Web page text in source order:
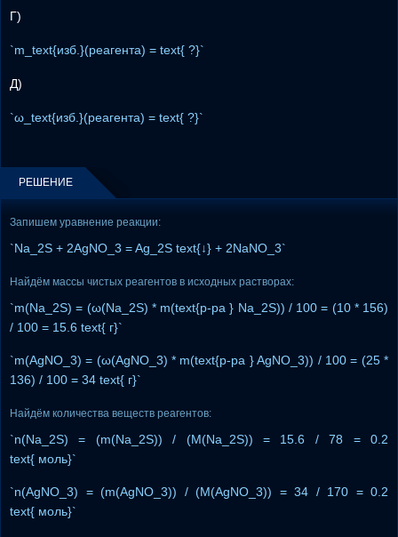
Г)
`m_text{изб.}(реагента) = text{ ?}`
Д)
`ω_text{изб.}(реагента) = text{ ?}`
РЕШЕНИЕ
Запишем уравнение реакции:
`Na_2S + 2AgNO_3 = Ag_2S text{↓} + 2NaNO_3`
Найдём массы чистых реагентов в исходных растворах:
`m(Na_2S) = (ω(Na_2S) * m(text{р-ра } Na_2S)) / 100 = (10 * 156)
/ 100 = 15.6 text{ г}`
`m(AgNO_3) = (ω(AgNO_3) * m(text{р-ра } AgNO_3)) / 100 = (25 *
136) / 100 = 34 text{ г}`
Найдём количества веществ реагентов:
`n(Na_2S) = (m(Na_2S)) / (M(Na_2S)) = 15.6 / 78 = 0.2
text{ моль}`
`n(AgNO_3) = (m(AgNO_3)) / (M(AgNO_3)) = 34 / 170 = 0.2
text{ моль}`